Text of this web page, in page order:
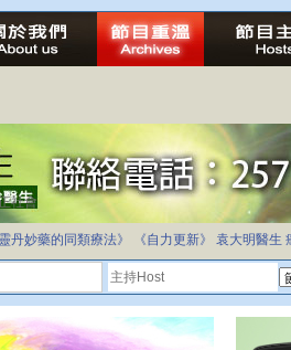
社會
元化教育，全民學卷制
靈丹妙藥的同類療法》 《自力更新》 袁大明醫生